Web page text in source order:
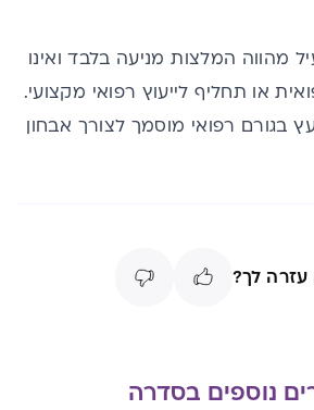
מהווה המלצות מניעה בלבד ואינו
או תחליף לייעוץ רפואי מקצועי.
בגורם רפואי מוסמך לצורך אבחון
לך?
נוספים בסדרה